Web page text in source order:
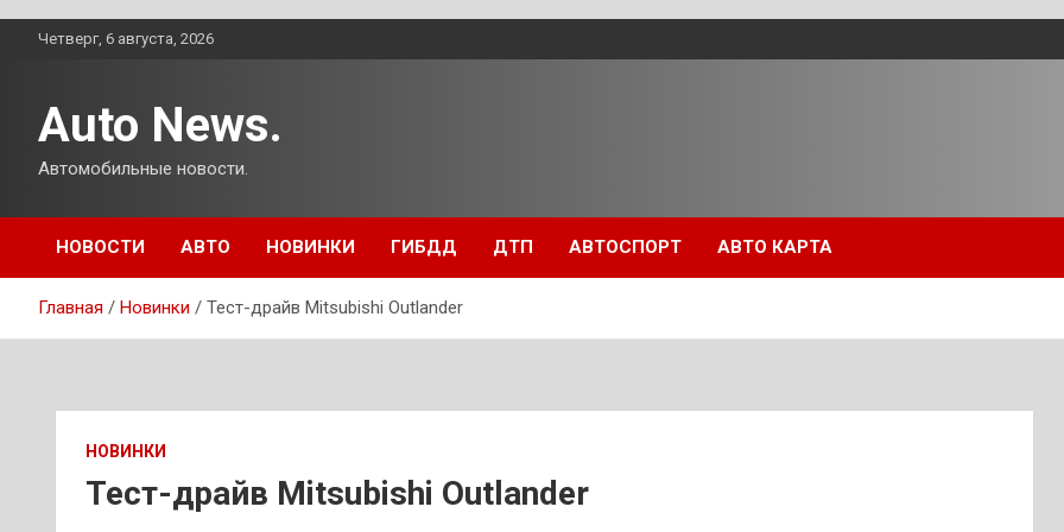
ПерейтиЧетверг, 6 августа, 2026
Auto News.
Автомобильные новости.
НОВОСТИ АВТО НОВИНКИ ГИБДД ДТП АВТОСПОРТ АВТО КАРТА
Главная Новинки Тест-драйв Mitsubishi Outlander
НОВИНКИ
Тест-драйв Mitsubishi Outlander